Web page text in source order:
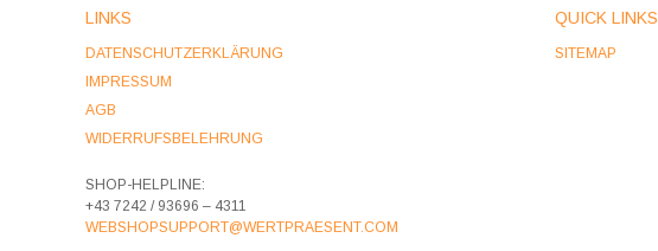
LINKS
DATENSCHUTZERKLÄRUNG
IMPRESSUM
AGB
WIDERRUFSBELEHRUNG
SHOP-HELPLINE:
+43 7242 / 93696 – 4311
WEBSHOPSUPPORT@WERTPRAESENT.COM
QUICK LINKS
SITEMAP